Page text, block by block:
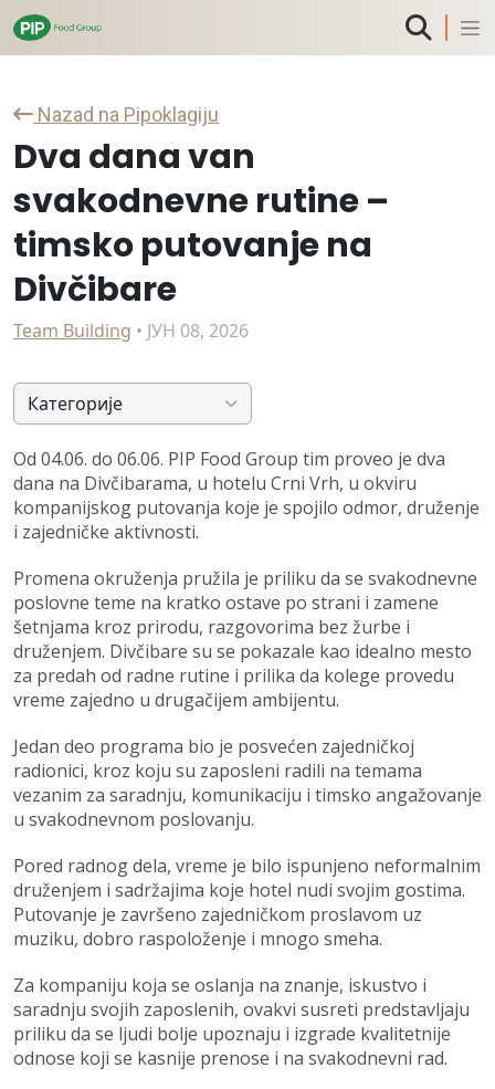
Nazad na Pipoklagiju
Dva dana van
svakodnevne rutine –
timsko putovanje na
Divčibare
Team Building • ЈУН 08, 2026
Категорије
Od 04.06. do 06.06. PIP Food Group tim proveo je dva
dana na Divčibarama, u hotelu Crni Vrh, u okviru
kompanijskog putovanja koje je spojilo odmor, druženje
i zajedničke aktivnosti.
Promena okruženja pružila je priliku da se svakodnevne
poslovne teme na kratko ostave po strani i zamene
šetnjama kroz prirodu, razgovorima bez žurbe i
druženjem. Divčibare su se pokazale kao idealno mesto
za predah od radne rutine i prilika da kolege provedu
vreme zajedno u drugačijem ambijentu.
Jedan deo programa bio je posvećen zajedničkoj
radionici, kroz koju su zaposleni radili na temama
vezanim za saradnju, komunikaciju i timsko angažovanje
u svakodnevnom poslovanju.
Pored radnog dela, vreme je bilo ispunjeno neformalnim
druženjem i sadržajima koje hotel nudi svojim gostima.
Putovanje je završeno zajedničkom proslavom uz
muziku, dobro raspoloženje i mnogo smeha.
Za kompaniju koja se oslanja na znanje, iskustvo i
saradnju svojih zaposlenih, ovakvi susreti predstavljaju
priliku da se ljudi bolje upoznaju i izgrade kvalitetnije
odnose koji se kasnije prenose i na svakodnevni rad.